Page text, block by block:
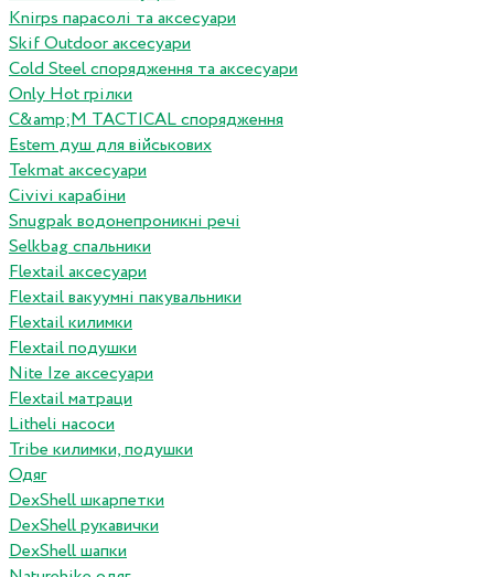
Knirps парасолі та аксесуари
Skif Outdoor аксесуари
Cold Steel спорядження та аксесуари
Only Hot грілки
C&amp;M TACTICAL спорядження
Estem душ для військових
Tekmat аксесуари
Сivivi карабіни
Snugpak водонепроникні речі
Selkbag спальники
Flextail аксесуари
Flextail вакуумні пакувальники
Flextail килимки
Flextail подушки
Nite Ize аксесуари
Flextail матраци
Litheli насоси
Tribe килимки, подушки
Одяг
DexShell шкарпетки
DexShell рукавички
DexShell шапки